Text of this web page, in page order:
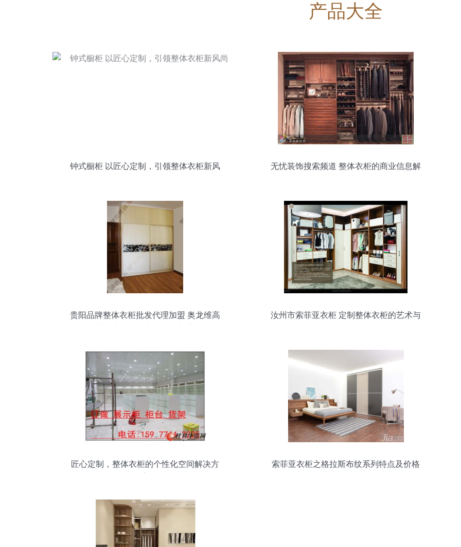
产品大全
钟式橱柜 以匠心定制，引领整体衣柜新风
无忧装饰搜索频道 整体衣柜的商业信息解
贵阳品牌整体衣柜批发代理加盟 奥龙维高
汝州市索菲亚衣柜 定制整体衣柜的艺术与
匠心定制，整体衣柜的个性化空间解决方
索菲亚衣柜之格拉斯布纹系列特点及价格